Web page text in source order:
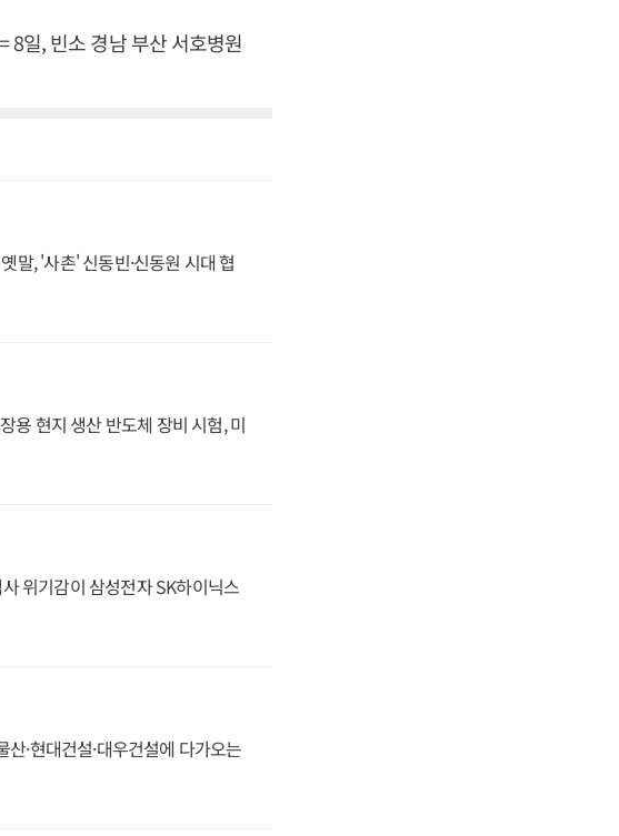
일, 빈소 경남 부산 서호병원
말, '사촌' 신동빈·신동원 시대 협
용 현지 생산 반도체 장비 시험, 미
위기감이 삼성전자 SK하이닉스
·현대건설·대우건설에 다가오는